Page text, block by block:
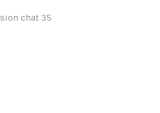
chat 35